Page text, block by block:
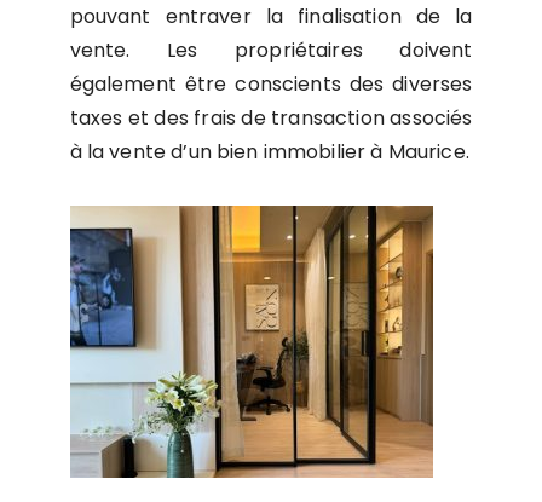
pouvant entraver la finalisation de la
vente. Les propriétaires doivent
également être conscients des diverses
taxes et des frais de transaction associés
à la vente d’un bien immobilier à Maurice.